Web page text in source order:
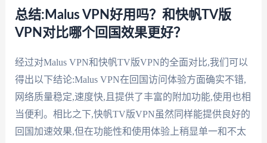
总结:Malus VPN好用吗？和快帆TV版
VPN对比哪个回国效果更好？
经过对Malus VPN和快帆TV版VPN的全面对比,我们可以
得出以下结论:Malus VPN在回国访问体验方面确实不错,
网络质量稳定,速度快,且提供了丰富的附加功能,使用也相
当便利。相比之下,快帆TV版VPN虽然同样能提供良好的
回国加速效果,但在功能性和使用体验上稍显单一和不太